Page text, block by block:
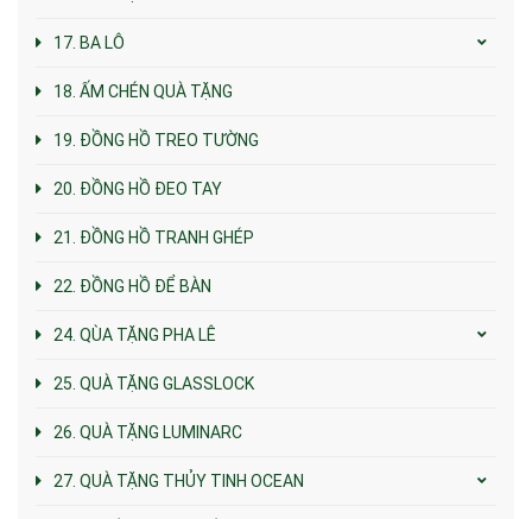
17. BA LÔ
18. ẤM CHÉN QUÀ TẶNG
19. ĐỒNG HỒ TREO TƯỜNG
20. ĐỒNG HỒ ĐEO TAY
21. ĐỒNG HỒ TRANH GHÉP
22. ĐỒNG HỒ ĐỂ BÀN
24. QÙA TẶNG PHA LÊ
25. QUÀ TẶNG GLASSLOCK
26. QUÀ TẶNG LUMINARC
27. QUÀ TẶNG THỦY TINH OCEAN